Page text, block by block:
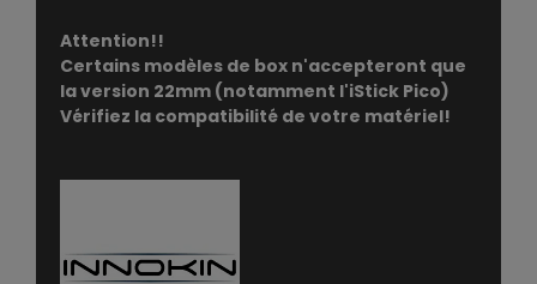
Attention!!
Certains modèles de box n'accepteront que
la version 22mm (notamment l'iStick Pico)
Vérifiez la compatibilité de votre matériel!